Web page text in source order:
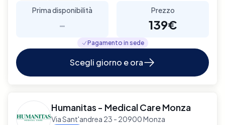
Prima disponibilità
-
Prezzo
139€
Pagamento in sede
Scegli giorno e ora
Humanitas - Medical Care Monza
Via Sant'andrea 23 - 20900 Monza